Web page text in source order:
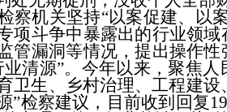
机关坚持“以案促建、以
项斗争中暴露出的行业领
管漏洞等情况，提出操作
清源”。今年以来，聚焦
卫生、乡村治理、工程建
”检察建议，目前收到回复